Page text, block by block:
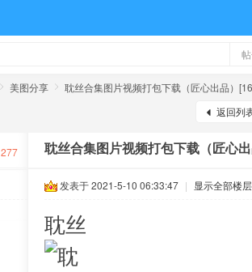
美图分享
耽丝合集图片视频打包下载（匠心出品）
返回列
277 耽丝合集图片视频打包下载（匠心
发表于 2021-5-10 06:33:47 | 显示全部楼层
耽丝